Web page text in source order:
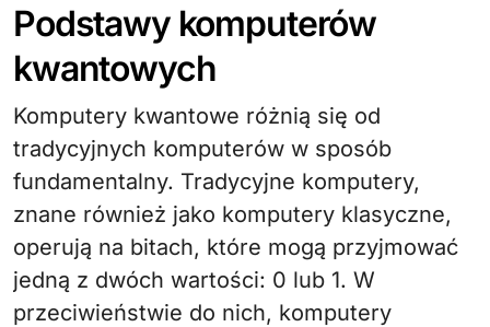
Podstawy komputerów
kwantowych
Komputery kwantowe różnią się od
tradycyjnych komputerów w sposób
fundamentalny. Tradycyjne komputery,
znane również jako komputery klasyczne,
operują na bitach, które mogą przyjmować
jedną z dwóch wartości: 0 lub 1. W
przeciwieństwie do nich, komputery